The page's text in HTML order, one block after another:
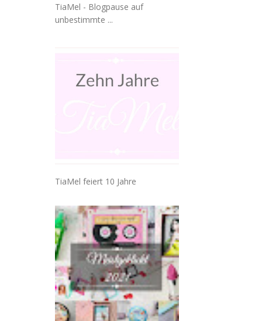
TiaMel - Blogpause auf
unbestimmte ...
TiaMel feiert 10 Jahre